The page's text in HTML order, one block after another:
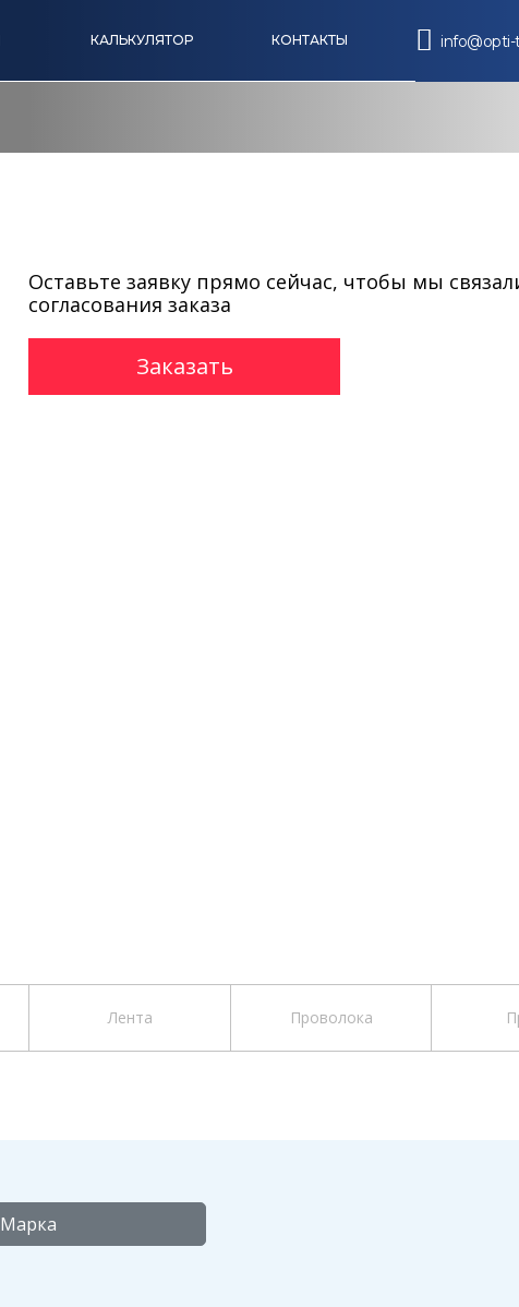
КАЛЬКУЛЯТОР КОНТАКТЫ info@opti-
Оставьте заявку прямо сейчас, чтобы мы
согласования заказа
Заказать
Лента Проволока
Марка